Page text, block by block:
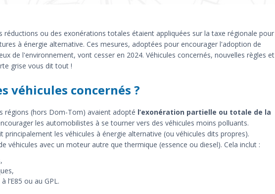
réductions ou des exonérations totales étaient appliquées sur la taxe régionale pour
à énergie alternative. Ces mesures, adoptées pour encourager l'adoption de
de l'environnement, vont cesser en 2024. Véhicules concernés, nouvelles règles et
grise vous dit tout !
véhicules concernés ?
régions (hors Dom-Tom) avaient adopté l’exonération partielle ou totale de la
les automobilistes à se tourner vers des véhicules moins polluants.
principalement les véhicules à énergie alternative (ou véhicules dits propres).
véhicules avec un moteur autre que thermique (essence ou diesel). Cela inclut :
l’E85 ou au GPL.